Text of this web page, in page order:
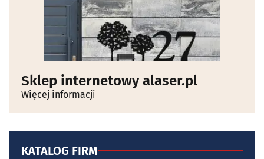
Sklep internetowy alaser.pl
Więcej informacji
KATALOG FIRM